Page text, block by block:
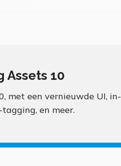
Assets 10
met een vernieuwde UI, in-
en meer.